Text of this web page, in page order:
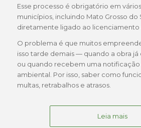
Esse processo é obrigatório em
municípios, incluindo Mato Grosso do
diretamente ligado ao licenciamento
O problema é que muitos
isso tarde demais — quando a obra
ou quando recebem uma
ambiental. Por isso, saber como
multas, retrabalhos e atrasos.
Leia mais